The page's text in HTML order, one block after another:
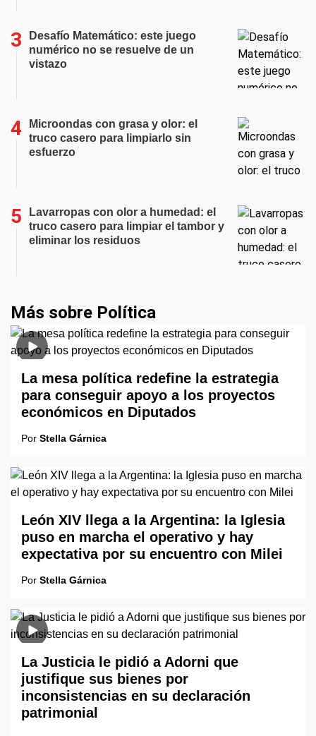
Desafío Matemático: este juego
numérico no se resuelve de un
vistazo
Microondas con grasa y olor: el
truco casero para limpiarlo sin
esfuerzo
Lavarropas con olor a humedad: el
truco casero para limpiar el tambor y
eliminar los residuos
Más sobre Política
La mesa política redefine la estrategia
para conseguir apoyo a los proyectos
económicos en Diputados
Por Stella Gárnica
León XIV llega a la Argentina: la Iglesia
puso en marcha el operativo y hay
expectativa por su encuentro con Milei
Por Stella Gárnica
La Justicia le pidió a Adorni que
justifique sus bienes por
inconsistencias en su declaración
patrimonial